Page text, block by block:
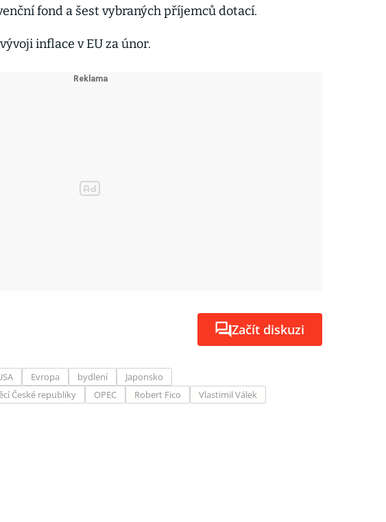
fond a šest vybraných příjemců dotací.
inflace v EU za únor.
Začít diskuzi
Evropa bydlení
Japonsko
České republiky
OPEC Robert Fico Vlastimil Válek